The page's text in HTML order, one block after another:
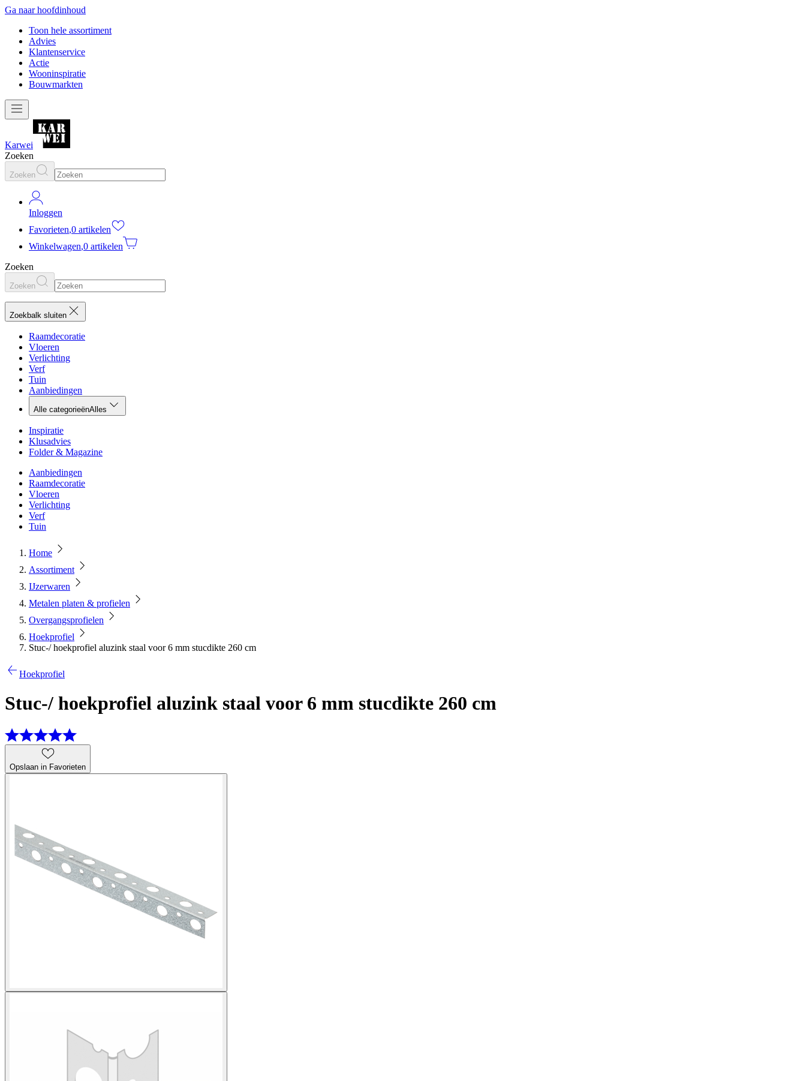
Ga naar hoofdinhoud
Toon hele assortiment
Advies
Klantenservice
Actie
Wooninspiratie
Bouwmarkten
Karwei
Zoeken
Zoeken
Inloggen
Favorieten,0 artikelen
Winkelwagen,0 artikelen
Zoeken
Zoeken
Zoekbalk sluiten
Raamdecoratie
Vloeren
Verlichting
Verf
Tuin
Aanbiedingen
Alle categorieënAlles
Inspiratie
Klusadvies
Folder & Magazine
Aanbiedingen
Raamdecoratie
Vloeren
Verlichting
Verf
Tuin
Home
Assortiment
IJzerwaren
Metalen platen & profielen
Overgangsprofielen
Hoekprofiel
Stuc-/ hoekprofiel aluzink staal voor 6 mm stucdikte 260 cm
Hoekprofiel
Stuc-/ hoekprofiel aluzink staal voor 6 mm stucdikte 260 cm
Opslaan in Favorieten